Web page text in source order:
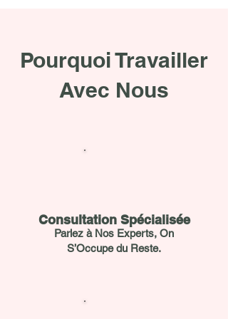
Pourquoi Travailler
Avec Nous
Consultation Spécialisée
Parlez à Nos Experts, On
S’Occupe du Reste.